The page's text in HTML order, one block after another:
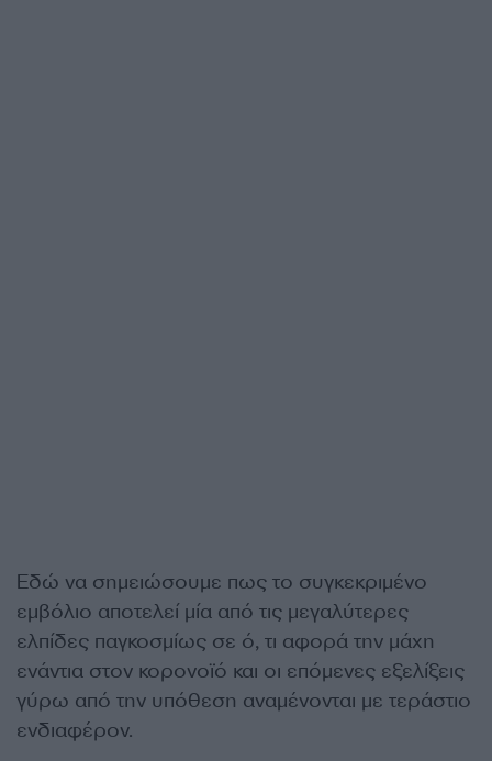
Εδώ να σημειώσουμε πως το συγκεκριμένο
εμβόλιο αποτελεί μία από τις μεγαλύτερες
ελπίδες παγκοσμίως σε ό, τι αφορά την μάχη
ενάντια στον κορονοϊό και οι επόμενες εξελίξεις
γύρω από την υπόθεση αναμένονται με τεράστιο
ενδιαφέρον.